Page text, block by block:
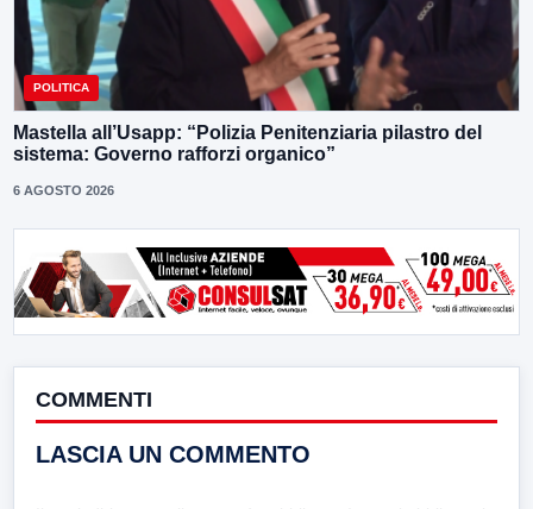
POLITICA
Mastella all’Usapp: “Polizia Penitenziaria pilastro del
sistema: Governo rafforzi organico”
6 AGOSTO 2026
COMMENTI
LASCIA UN COMMENTO